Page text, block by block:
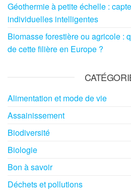
Géothermie à petite échelle :
individuelles intelligentes
Biomasse forestière ou agricole :
de cette filière en Europe ?
Alimentation et mode de vie
Assainissement
Biodiversité
Biologie
Bon à savoir
Déchets et pollutions